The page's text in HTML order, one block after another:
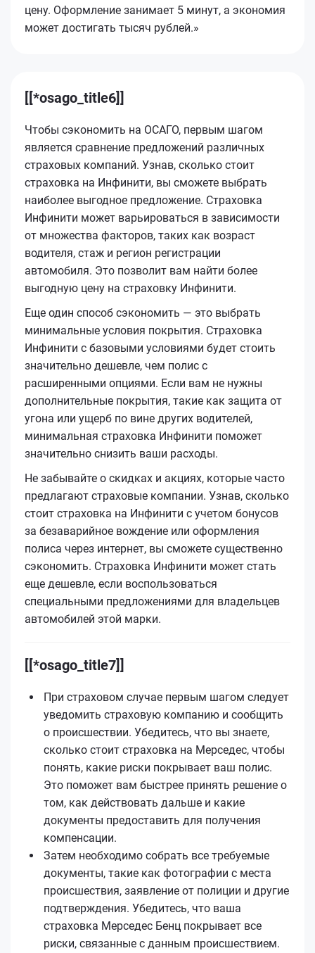
цену. Оформление занимает 5 минут, а экономия
может достигать тысяч рублей.»
[[*osago_title6]]
Чтобы сэкономить на ОСАГО, первым шагом
является сравнение предложений различных
страховых компаний. Узнав, сколько стоит
страховка на Инфинити, вы сможете выбрать
наиболее выгодное предложение. Страховка
Инфинити может варьироваться в зависимости
от множества факторов, таких как возраст
водителя, стаж и регион регистрации
автомобиля. Это позволит вам найти более
выгодную цену на страховку Инфинити.
Еще один способ сэкономить — это выбрать
минимальные условия покрытия. Страховка
Инфинити с базовыми условиями будет стоить
значительно дешевле, чем полис с
расширенными опциями. Если вам не нужны
дополнительные покрытия, такие как защита от
угона или ущерб по вине других водителей,
минимальная страховка Инфинити поможет
значительно снизить ваши расходы.
Не забывайте о скидках и акциях, которые часто
предлагают страховые компании. Узнав, сколько
стоит страховка на Инфинити с учетом бонусов
за безаварийное вождение или оформления
полиса через интернет, вы сможете существенно
сэкономить. Страховка Инфинити может стать
еще дешевле, если воспользоваться
специальными предложениями для владельцев
автомобилей этой марки.
[[*osago_title7]]
При страховом случае первым шагом следует
уведомить страховую компанию и сообщить
о происшествии. Убедитесь, что вы знаете,
сколько стоит страховка на Мерседес, чтобы
понять, какие риски покрывает ваш полис.
Это поможет вам быстрее принять решение о
том, как действовать дальше и какие
документы предоставить для получения
компенсации.
Затем необходимо собрать все требуемые
документы, такие как фотографии с места
происшествия, заявление от полиции и другие
подтверждения. Убедитесь, что ваша
страховка Мерседес Бенц покрывает все
риски, связанные с данным происшествием.